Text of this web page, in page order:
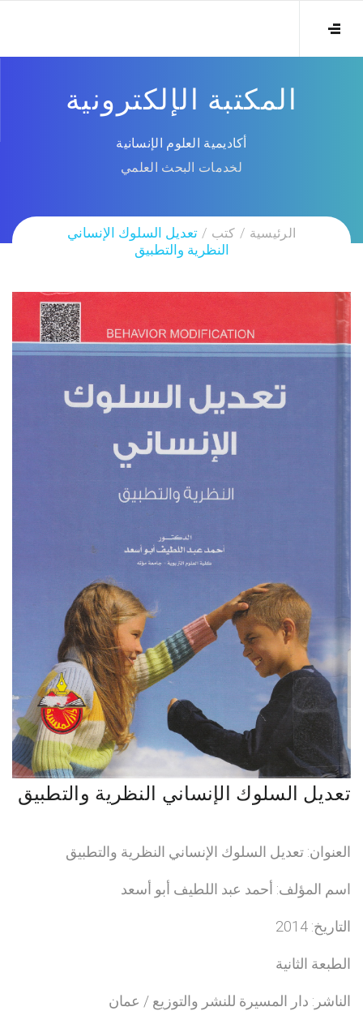
المكتبة الإلكترونية
أكاديمية العلوم الإنسانية
لخدمات البحث العلمي
الرئيسية كتب
تعديل السلوك الإنساني
النظرية والتطبيق
تعديل السلوك الإنساني النظرية والتطبيق
العنوان: تعديل السلوك الإنساني النظرية والتطبيق
اسم المؤلف: أحمد عبد اللطيف أبو أسعد
التاريخ: 2014
الطبعة الثانية
الناشر: دار المسيرة للنشر والتوزيع / عمان